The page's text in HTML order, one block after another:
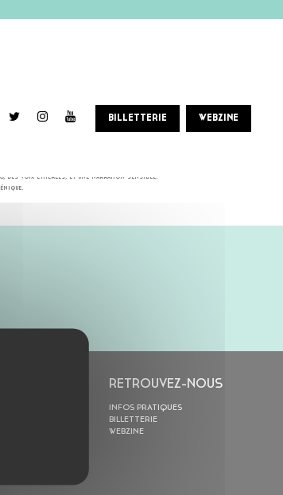
BILLETTERIE WEBZINE
des voix éthérées, et une narration sensible.
RETROUVEZ-NOUS
INFOS PRATIQUES
BILLETTERIE
WEBZINE